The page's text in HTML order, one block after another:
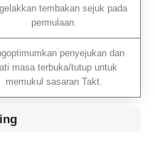
tembakan sejuk pada
permulaan.
penyejukan dan
masa terbuka/tutup untuk
memukul sasaran Takt.